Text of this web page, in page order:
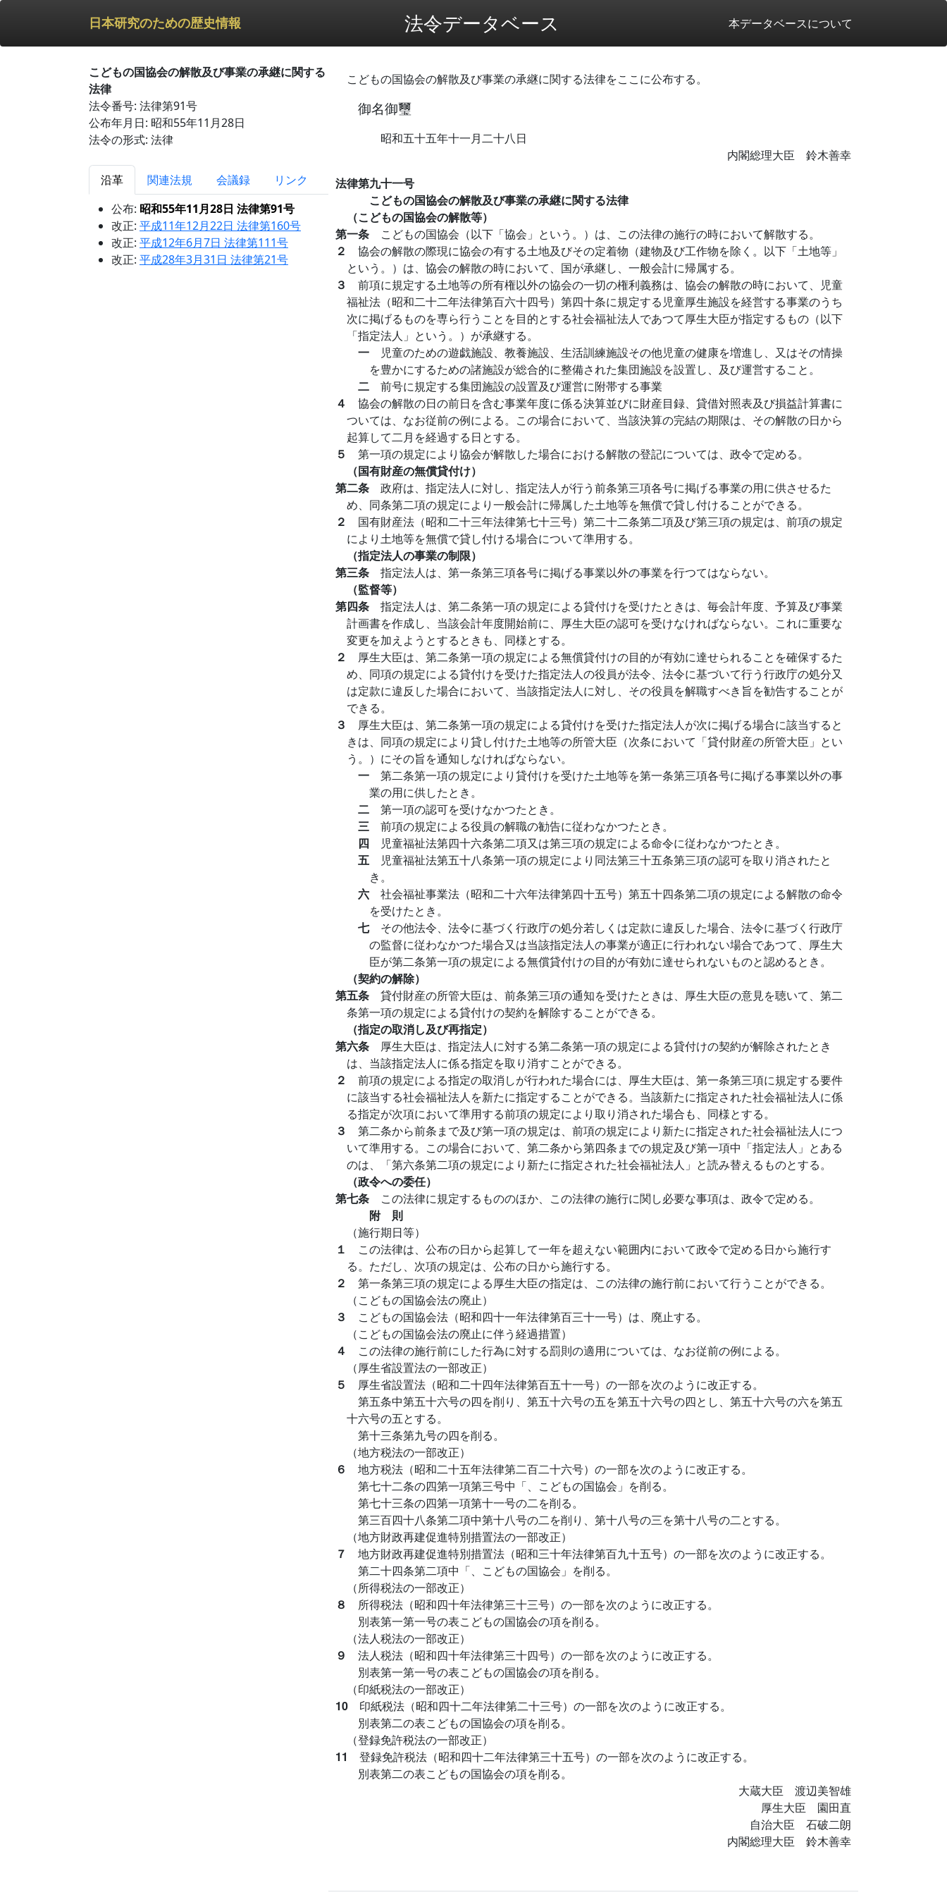
日本研究のための歴史情報 法令データベース 本データベースについて
こどもの国協会の解散及び事業の承継に関する
法律
法令番号: 法律第91号
公布年月日: 昭和55年11月28日
法令の形式: 法律
沿革 関連法規 会議録
リンク
公布: 昭和55年11月28日 法律第91号
改正: 平成11年12月22日 法律第160号
改正: 平成12年6月7日 法律第111号
改正: 平成28年3月31日 法律第21号
こどもの国協会の解散及び事業の承継に関する法律をここに公布する。
御名御璽
昭和五十五年十一月二十八日
内閣総理大臣 鈴木善幸
法律第九十一号
こどもの国協会の解散及び事業の承継に関する法律
（こどもの国協会の解散等）
第一条 こどもの国協会（以下「協会」という。）は、この法律の施行の時において解散する。
２ 協会の解散の際現に協会の有する土地及びその定着物（建物及び工作物を除く。以下「土地等」
という。）は、協会の解散の時において、国が承継し、一般会計に帰属する。
３ 前項に規定する土地等の所有権以外の協会の一切の権利義務は、協会の解散の時において、児童
福祉法（昭和二十二年法律第百六十四号）第四十条に規定する児童厚生施設を経営する事業のうち
次に掲げるものを専ら行うことを目的とする社会福祉法人であつて厚生大臣が指定するもの（以下
「指定法人」という。）が承継する。
一
児童のための遊戯施設、教養施設、生活訓練施設その他児童の健康を増進し、又はその情操
を豊かにするための諸施設が総合的に整備された集団施設を設置し、及び運営すること。
二 前号に規定する集団施設の設置及び運営に附帯する事業
４ 協会の解散の日の前日を含む事業年度に係る決算並びに財産目録、貸借対照表及び損益計算書に
ついては、なお従前の例による。この場合において、当該決算の完結の期限は、その解散の日から
起算して二月を経過する日とする。
５ 第一項の規定により協会が解散した場合における解散の登記については、政令で定める。
（国有財産の無償貸付け）
第二条 政府は、指定法人に対し、指定法人が行う前条第三項各号に掲げる事業の用に供させるた
め、同条第二項の規定により一般会計に帰属した土地等を無償で貸し付けることができる。
２ 国有財産法（昭和二十三年法律第七十三号）第二十二条第二項及び第三項の規定は、前項の規定
により土地等を無償で貸し付ける場合について準用する。
（指定法人の事業の制限）
第三条 指定法人は、第一条第三項各号に掲げる事業以外の事業を行つてはならない。
（監督等）
第四条 指定法人は、第二条第一項の規定による貸付けを受けたときは、毎会計年度、予算及び事業
計画書を作成し、当該会計年度開始前に、厚生大臣の認可を受けなければならない。これに重要な
変更を加えようとするときも、同様とする。
２ 厚生大臣は、第二条第一項の規定による無償貸付けの目的が有効に達せられることを確保するた
め、同項の規定による貸付けを受けた指定法人の役員が法令、法令に基づいて行う行政庁の処分又
は定款に違反した場合において、当該指定法人に対し、その役員を解職すべき旨を勧告することが
できる。
３ 厚生大臣は、第二条第一項の規定による貸付けを受けた指定法人が次に掲げる場合に該当すると
きは、同項の規定により貸し付けた土地等の所管大臣（次条において「貸付財産の所管大臣」とい
う。）にその旨を通知しなければならない。
一 第二条第一項の規定により貸付けを受けた土地等を第一条第三項各号に掲げる事業以外の事
業の用に供したとき。
二 第一項の認可を受けなかつたとき。
三 前項の規定による役員の解職の勧告に従わなかつたとき。
四
児童福祉法第四十六条第二項又は第三項の規定による命令に従わなかつたとき。
五
児童福祉法第五十八条第一項の規定により同法第三十五条第三項の認可を取り消されたと
き。
六 社会福祉事業法（昭和二十六年法律第四十五号）第五十四条第二項の規定による解散の命令
を受けたとき。
七 その他法令、法令に基づく行政庁の処分若しくは定款に違反した場合、法令に基づく行政庁
の監督に従わなかつた場合又は当該指定法人の事業が適正に行われない場合であつて、厚生大
臣が第二条第一項の規定による無償貸付けの目的が有効に達せられないものと認めるとき。
（契約の解除）
第五条 貸付財産の所管大臣は、前条第三項の通知を受けたときは、厚生大臣の意見を聴いて、第二
条第一項の規定による貸付けの契約を解除することができる。
（指定の取消し及び再指定）
第六条 厚生大臣は、指定法人に対する第二条第一項の規定による貸付けの契約が解除されたとき
は、当該指定法人に係る指定を取り消すことができる。
２ 前項の規定による指定の取消しが行われた場合には、厚生大臣は、第一条第三項に規定する要件
に該当する社会福祉法人を新たに指定することができる。当該新たに指定された社会福祉法人に係
る指定が次項において準用する前項の規定により取り消された場合も、同様とする。
３ 第二条から前条まで及び第一項の規定は、前項の規定により新たに指定された社会福祉法人につ
いて準用する。この場合において、第二条から第四条までの規定及び第一項中「指定法人」とある
のは、「第六条第二項の規定により新たに指定された社会福祉法人」と読み替えるものとする。
（政令への委任）
第七条 この法律に規定するもののほか、この法律の施行に関し必要な事項は、政令で定める。
附 則
（施行期日等）
１ この法律は、公布の日から起算して一年を超えない範囲内において政令で定める日から施行す
る。ただし、次項の規定は、公布の日から施行する。
２ 第一条第三項の規定による厚生大臣の指定は、この法律の施行前において行うことができる。
（こどもの国協会法の廃止）
３ こどもの国協会法（昭和四十一年法律第百三十一号）は、廃止する。
（こどもの国協会法の廃止に伴う経過措置）
４ この法律の施行前にした行為に対する罰則の適用については、なお従前の例による。
（厚生省設置法の一部改正）
５ 厚生省設置法（昭和二十四年法律第百五十一号）の一部を次のように改正する。
第五条中第五十六号の四を削り、第五十六号の五を第五十六号の四とし、第五十六号の六を第五
十六号の五とする。
第十三条第九号の四を削る。
（地方税法の一部改正）
６ 地方税法（昭和二十五年法律第二百二十六号）の一部を次のように改正する。
第七十二条の四第一項第三号中「、こどもの国協会」を削る。
第七十三条の四第一項第十一号の二を削る。
第三百四十八条第二項中第十八号の二を削り、第十八号の三を第十八号の二とする。
（地方財政再建促進特別措置法の一部改正）
７ 地方財政再建促進特別措置法（昭和三十年法律第百九十五号）の一部を次のように改正する。
第二十四条第二項中「、こどもの国協会」を削る。
（所得税法の一部改正）
８ 所得税法（昭和四十年法律第三十三号）の一部を次のように改正する。
別表第一第一号の表こどもの国協会の項を削る。
（法人税法の一部改正）
９ 法人税法（昭和四十年法律第三十四号）の一部を次のように改正する。
別表第一第一号の表こどもの国協会の項を削る。
（印紙税法の一部改正）
10 印紙税法（昭和四十二年法律第二十三号）の一部を次のように改正する。
別表第二の表こどもの国協会の項を削る。
（登録免許税法の一部改正）
11 登録免許税法（昭和四十二年法律第三十五号）の一部を次のように改正する。
別表第二の表こどもの国協会の項を削る。
大蔵大臣 渡辺美智雄
厚生大臣 園田直
自治大臣 石破二朗
内閣総理大臣 鈴木善幸